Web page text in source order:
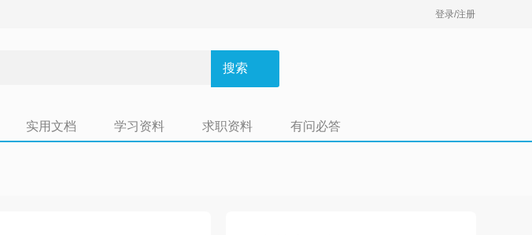
登录/注册
搜索
实用文档 学习资料 求职资料 有问必答